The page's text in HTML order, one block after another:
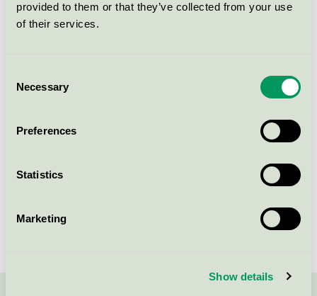
provided to them or that they’ve collected from your use
of their services.
Selection
Necessary
Preferences
Statistics
Marketing
Show details
Rörpärlor 5000 st Gladmix